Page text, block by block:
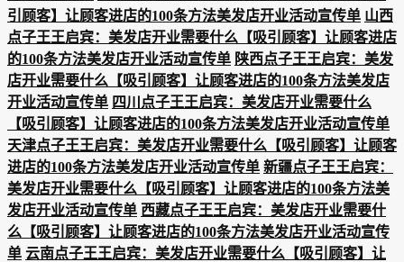
引顾客】让顾客进店的100条方法美发店开业活动宣传单 山西
点子王王启宾：美发店开业需要什么【吸引顾客】让顾客进店
的100条方法美发店开业活动宣传单 陕西点子王王启宾：美发
店开业需要什么【吸引顾客】让顾客进店的100条方法美发店
开业活动宣传单 四川点子王王启宾：美发店开业需要什么
【吸引顾客】让顾客进店的100条方法美发店开业活动宣传单
天津点子王王启宾：美发店开业需要什么【吸引顾客】让顾客
进店的100条方法美发店开业活动宣传单 新疆点子王王启宾：
美发店开业需要什么【吸引顾客】让顾客进店的100条方法美
发店开业活动宣传单 西藏点子王王启宾：美发店开业需要什
么【吸引顾客】让顾客进店的100条方法美发店开业活动宣传
单 云南点子王王启宾：美发店开业需要什么【吸引顾客】让